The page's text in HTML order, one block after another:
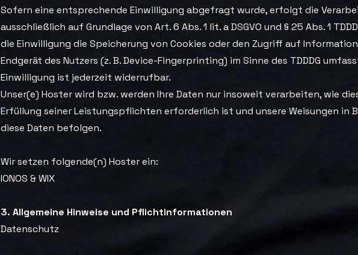
Sofern eine entsprechende Einwilligung abgefragt wurde, erfolgt die
ausschließlich auf Grundlage von Art. 6 Abs. 1 lit. a DSGVO und § 25 Abs. 1
die Einwilligung die Speicherung von Cookies oder den Zugriff auf
Endgerät des Nutzers (z. B. Device-Fingerprinting) im Sinne des TDDDG
Einwilligung ist jederzeit widerrufbar.
Unser(e) Hoster wird bzw. werden Ihre Daten nur insoweit verarbeiten, wie
Erfüllung seiner Leistungspflichten erforderlich ist und unsere Weisungen in
diese Daten befolgen.
Wir setzen folgende(n) Hoster ein:
IONOS & WIX
3. Allgemeine Hinweise und Pflichtinformationen
Datenschutz